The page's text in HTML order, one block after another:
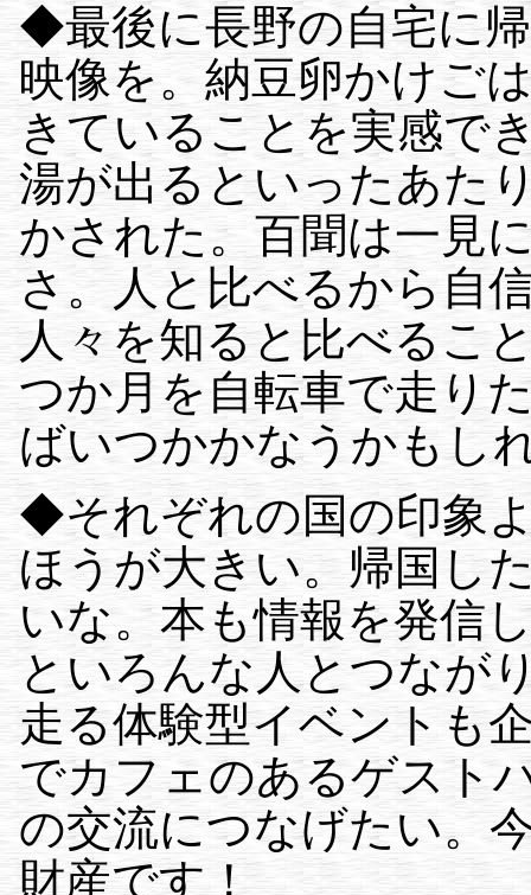
◆最後に長野の自宅に
映像を。納豆卵かけご
きていることを実感で
湯が出るといったあた
かされた。百聞は一見
さ。人と比べるから自
人々を知ると比べるこ
つか月を自転車で走り
ばいつかかなうかもし
◆それぞれの国の印象
ほうが大きい。帰国し
いな。本も情報を発信
といろんな人とつなが
走る体験型イベントも
でカフェのあるゲスト
の交流につなげたい。
財産です！